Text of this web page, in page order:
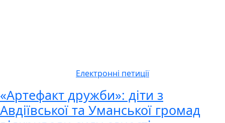
Електронні петиції
«Артефакт дружби»: діти з
Авдіївської та Уманської громад